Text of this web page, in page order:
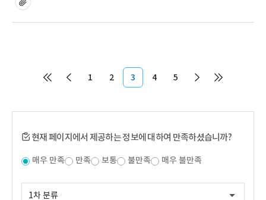
1 2 3 4 5
현재 페이지에서 제공하는 정보에 대하여 만족하셨습니까?
매우 만족 만족 보통 불만족 매우 불만족